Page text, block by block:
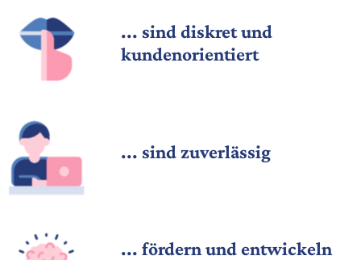
... sind diskret und
kundenorientiert
... sind zuverlässig
... fördern und entwickeln